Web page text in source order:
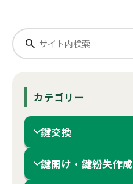
カテゴリー
鍵交換
鍵開け・鍵紛失作成